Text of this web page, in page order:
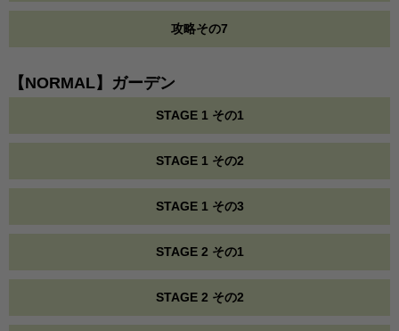
攻略その7
【NORMAL】ガーデン
STAGE 1 その1
STAGE 1 その2
STAGE 1 その3
STAGE 2 その1
STAGE 2 その2